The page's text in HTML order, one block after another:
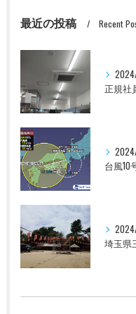
最近の投稿 Recent
正規社
台風10